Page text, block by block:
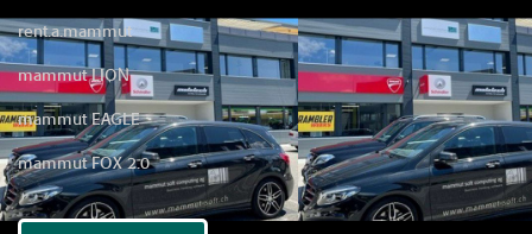
rent.a.mammut
mammut LION
mammut EAGLE
mammut FOX 2.0